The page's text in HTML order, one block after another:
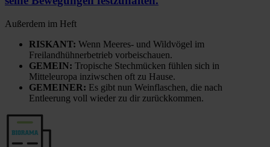
Außerdem im Heft
RISKANT: Wenn Meeres- und Wildvögel im
Freilandhühnerbetrieb vorbeischauen.
GEMEIN: Tropische Stechmücken fühlen sich in
Mitteleuropa inziwschen oft zu Hause.
GEMEINER: Es gibt nun Weinflaschen, die nach
Entleerung voll wieder zu dir zurückkommen.